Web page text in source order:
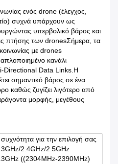
ενός drone (έλεγχος,
συχνά υπάρχουν ως
υπερβολικό βάρος και
πτήσης των dronesΣήμερα, τα
με drones
κανάλι
Directional Data Links.Η
σημαντικό βάρος σε ένα
καθώς ζυγίζει λιγότερο από
μορφής, μεγέθους
για την επιλογή σας
2.4GHz/2.5GHz
((2304MHz-2390MHz)